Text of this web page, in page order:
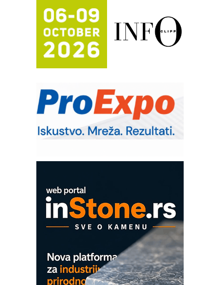
Potpuna efikasnost bez složenih
sistema
Trajna oznaka kao dugoročna korist
Bezbednost na prvom mestu!
IB BLUMENAUER - više od 40 godina
poverenja u industriji
– Pametna signalizacija za efikasnije
upravljanje mašinama
Sigurnije ispitivanje transformatora u
solarnim elektranama i vetroparkovima
Pranje točkova na gradilištu- standard
Proizvodnja iC7 Hybrid 1500 VDC
COMBYPACK
EVOKS Maintenance Management
ROSA i SCHUNK podižu proizvodnju
Detekcija različitih oblika